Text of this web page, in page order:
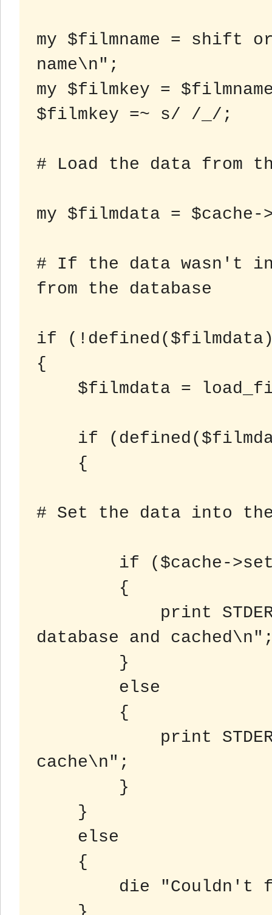
my $filmname = shift
name\n";
my $filmkey =
$filmkey =~ s/ /_/;
# Load the data from
my $filmdata =
# If the data wasn't
from the database
if
{
# Set the data into
database and
cache\n";